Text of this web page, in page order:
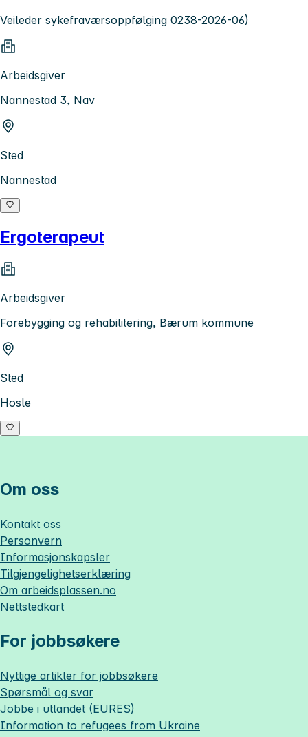
Veileder sykefraværsoppfølging 0238-2026-06)
Arbeidsgiver
Nannestad 3, Nav
Sted
Nannestad
Ergoterapeut
Arbeidsgiver
Forebygging og rehabilitering, Bærum kommune
Sted
Hosle
Om oss
Kontakt oss
Personvern
Informasjonskapsler
Tilgjengelighetserklæring
Om arbeidsplassen.no
Nettstedkart
For jobbsøkere
Nyttige artikler for jobbsøkere
Spørsmål og svar
Jobbe i utlandet (EURES)
Information to refugees from Ukraine